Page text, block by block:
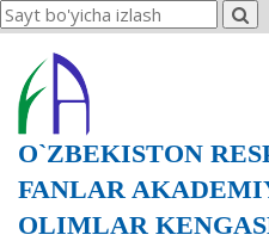
O`ZBEKISTON
FANLAR
OLIMLAR